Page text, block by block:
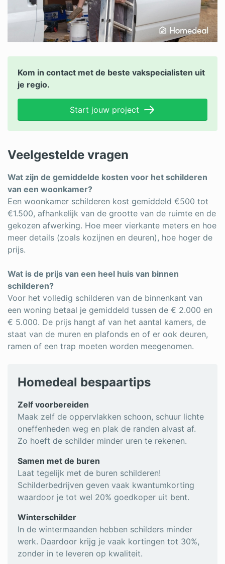
Kom in contact met de beste vakspecialisten uit
je regio.
Start jouw project
Veelgestelde vragen
Wat zijn de gemiddelde kosten voor het schilderen
van een woonkamer?
Een woonkamer schilderen kost gemiddeld €500 tot
€1.500, afhankelijk van de grootte van de ruimte en de
gekozen afwerking. Hoe meer vierkante meters en hoe
meer details (zoals kozijnen en deuren), hoe hoger de
prijs.
Wat is de prijs van een heel huis van binnen
schilderen?
Voor het volledig schilderen van de binnenkant van
een woning betaal je gemiddeld tussen de € 2.000 en
€ 5.000. De prijs hangt af van het aantal kamers, de
staat van de muren en plafonds en of er ook deuren,
ramen of een trap moeten worden meegenomen.
Homedeal bespaartips
Zelf voorbereiden
Maak zelf de oppervlakken schoon, schuur lichte
oneffenheden weg en plak de randen alvast af.
Zo hoeft de schilder minder uren te rekenen.
Samen met de buren
Laat tegelijk met de buren schilderen!
Schilderbedrijven geven vaak kwantumkorting
waardoor je tot wel 20% goedkoper uit bent.
Winterschilder
In de wintermaanden hebben schilders minder
werk. Daardoor krijg je vaak kortingen tot 30%,
zonder in te leveren op kwaliteit.